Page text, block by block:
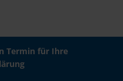
Termin für Ihre